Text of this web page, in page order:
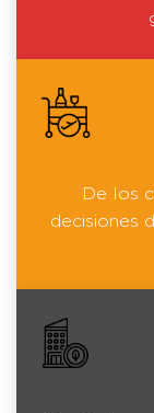
De los
decisiones